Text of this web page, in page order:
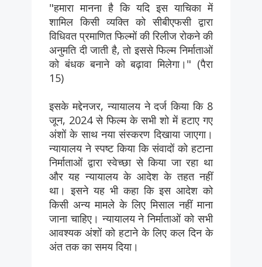
"हमारा मानना ​​है कि यदि इस याचिका में
शामिल किसी व्यक्ति को सीबीएफसी द्वारा
विधिवत प्रमाणित फिल्मों की रिलीज रोकने की
अनुमति दी जाती है, तो इससे फिल्म निर्माताओं
को बंधक बनाने को बढ़ावा मिलेगा।" (पैरा
15)
इसके मद्देनजर, न्यायालय ने दर्ज किया कि 8
जून, 2024 से फिल्म के सभी शो में हटाए गए
अंशों के साथ नया संस्करण दिखाया जाएगा।
न्यायालय ने स्पष्ट किया कि संवादों को हटाना
निर्माताओं द्वारा स्वेच्छा से किया जा रहा था
और यह न्यायालय के आदेश के तहत नहीं
था। इसने यह भी कहा कि इस आदेश को
किसी अन्य मामले के लिए मिसाल नहीं माना
जाना चाहिए। न्यायालय ने निर्माताओं को सभी
आवश्यक अंशों को हटाने के लिए कल दिन के
अंत तक का समय दिया।